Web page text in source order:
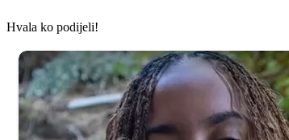
Hvala ko podijeli!